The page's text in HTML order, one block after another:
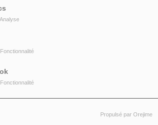
Propulsé par Orejime
DE BLIND SOUND SYSTEM
Sound System mixe, au vynile tous les rythmes des
90.